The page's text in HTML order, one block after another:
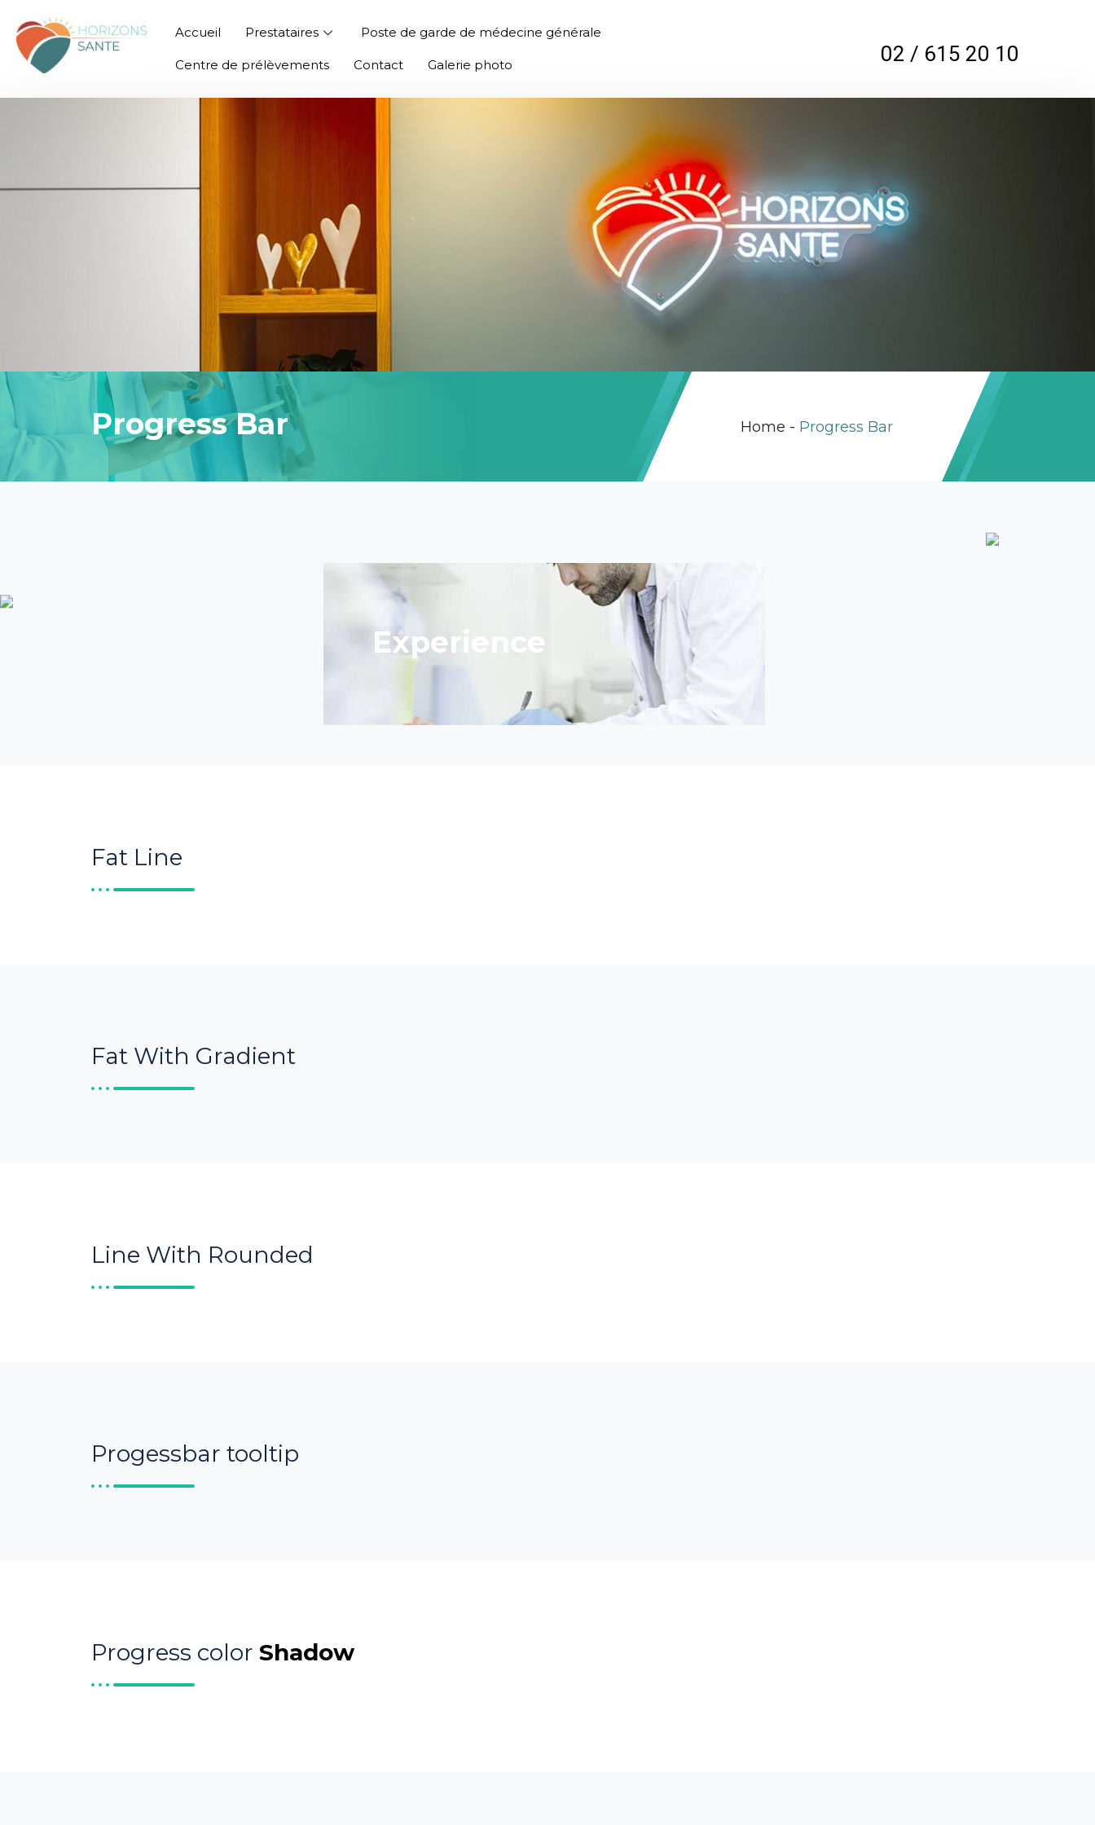
Accueil Prestataires Poste de garde de médecine générale
Centre de prélèvements Contact Galerie photo 02 / 615 20 10
Progress Bar Home - Progress Bar
Experience
Fat Line
Fat With Gradient
Line With Rounded
Progessbar tooltip
Progress color Shadow